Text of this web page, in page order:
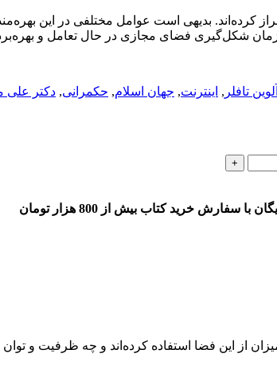
کرده‌اند. بدیهی است عوامل مختلفی در این
زمان شکل‌گیری فضای مجازی در حال تعامل و
آلوین تافلر , اینترنت, جهان اسلام, حکمرانی, دکتر علی
با سفارش خرید کتاب بیش از 800 هزار تومان
این فضا استفاده کرده‌اند و چه ظرفیت و توان